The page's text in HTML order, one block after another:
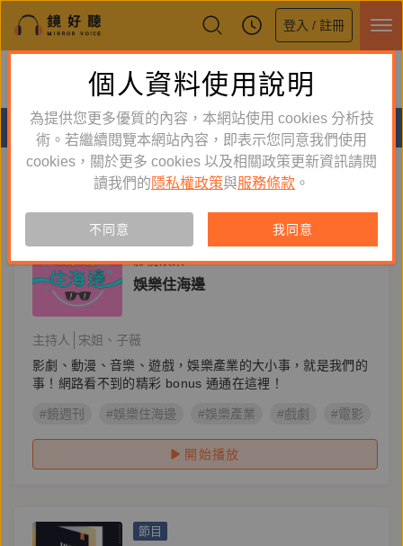
登入 / 註冊
鏡好聽全新APP上線
體驗全面升級，即刻下載
分類
聽書 聽課程
影視娛樂
娛樂住海邊
主持人
宋姐、子薇
影劇、動漫、音樂、遊戲，娛樂產業的大小事，就是我們的
事！網路看不到的精彩 bonus 通通在這裡！
#鏡週刊 #娛樂住海邊 #娛樂產業 #戲劇 #電影
開始播放
節目
個人資料使用說明
為提供您更多優質的內容，本網站使用 cookies 分析技
術。若繼續閱覽本網站內容，即表示您同意我們使用
cookies，關於更多 cookies 以及相關政策更新資訊請閱
讀我們的 隱私權政策與服務條款 。
不同意 我同意